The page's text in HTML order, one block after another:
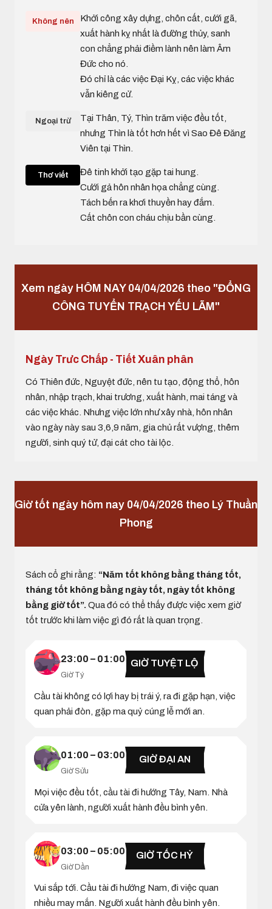
Không nên
Khởi công xây dựng, chôn cất, cưới gã,
xuất hành kỵ nhất là đường thủy, sanh
con chẳng phải điềm lành nên làm Âm
Đức cho nó.
Đó chỉ là các việc Đại Kỵ, các việc khác
vẫn kiêng cử.
Ngoại trừ
Tại Thân, Tý, Thìn trăm việc đều tốt,
nhưng Thìn là tốt hơn hết vì Sao Đê Đăng
Viên tại Thìn.
Thơ viết
Đê tinh khởi tạo gặp tai hung.
Cưới gả hôn nhân họa chẳng cùng.
Tách bến ra khơi thuyền hay đắm.
Cất chôn con cháu chịu bần cùng.
Xem ngày HÔM NAY 04/04/2026 theo "ĐỔNG
CÔNG TUYỂN TRẠCH YẾU LÃM"
Ngày Trưc Chấp - Tiết Xuân phân
Có Thiên đức, Nguyệt đức, nên tu tạo, động thổ, hôn
nhân, nhập trạch, khai trương, xuất hành, mai táng và
các việc khác. Nhưng việc lớn như xây nhà, hôn nhân
vào ngày này sau 3,6,9 năm, gia chủ rất vượng, thêm
người, sinh quý tử, đại cát cho tài lộc.
Giờ tốt ngày hôm nay 04/04/2026 theo Lý Thuần
Phong
Sách cổ ghi rằng: “Năm tốt không bằng tháng tốt,
tháng tốt không bằng ngày tốt, ngày tốt không
bằng giờ tốt”. Qua đó có thể thấy được việc xem giờ
tốt trước khi làm việc gì đó rất là quan trọng.
23:00 – 01:00
Giờ Tý
GIỜ TUYỆT LỘ
Cầu tài không có lợi hay bị trái ý, ra đi gặp hạn, việc
quan phải đòn, gặp ma quỷ cúng lễ mới an.
01:00 – 03:00
Giờ Sửu
GIỜ ĐẠI AN
Mọi việc đều tốt, cầu tài đi hướng Tây, Nam. Nhà
cửa yên lành, người xuất hành đều bình yên.
03:00 – 05:00
Giờ Dần
GIỜ TỐC HỶ
Vui sắp tới. Cầu tài đi hướng Nam, đi việc quan
nhiều may mắn. Người xuất hành đều bình yên.